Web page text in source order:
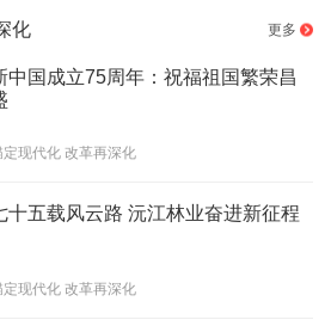
化 更多
中国成立75周年：祝福祖国繁荣昌
定现代化 改革再深化
十五载风云路 沅江林业奋进新征程
定现代化 改革再深化